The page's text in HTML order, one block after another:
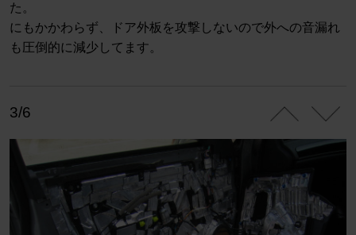
た。
にもかかわらず、ドア外板を攻撃しないので外への音漏れ
も圧倒的に減少してます。
3/6